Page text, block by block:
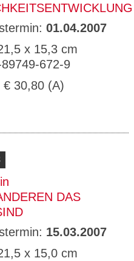
01.04.2007
x 15,3 cm
672-9
| € 30,80 (A)
DAS
15.03.2007
x 15,0 cm